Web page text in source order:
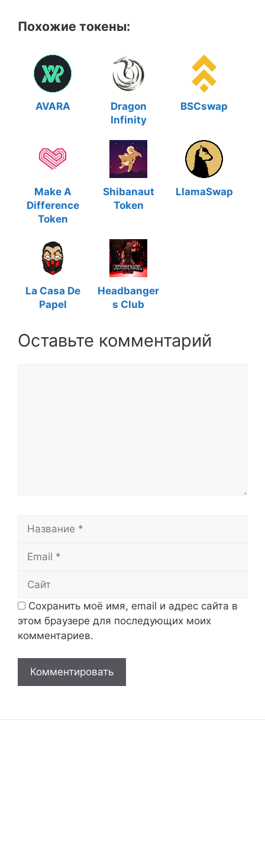
Похожие токены:
AVARA
Dragon
Infinity
BSCswap
Make A
Difference
Token
Shibanaut
Token
LlamaSwap
La Casa De
Papel
Headbanger
s Club
Оставьте комментарий
Сохранить моё имя, email и адрес сайта в
этом браузере для последующих моих
комментариев.